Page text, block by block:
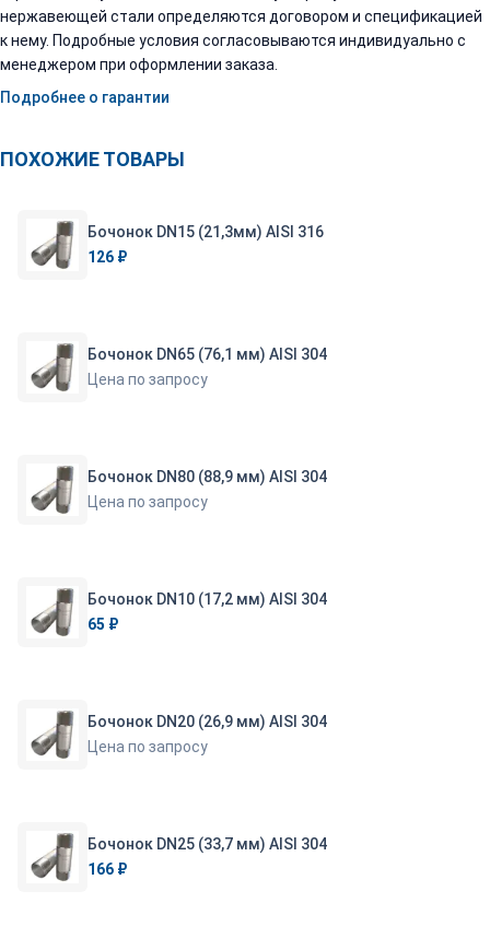
нержавеющей стали определяются договором и спецификацией
к нему. Подробные условия согласовываются индивидуально с
менеджером при оформлении заказа.
Подробнее о гарантии
ПОХОЖИЕ ТОВАРЫ
Бочонок DN15 (21,3мм) AISI 316
126 ₽
Бочонок DN65 (76,1 мм) AISI 304
Цена по запросу
Бочонок DN80 (88,9 мм) AISI 304
Цена по запросу
Бочонок DN10 (17,2 мм) AISI 304
65 ₽
Бочонок DN20 (26,9 мм) AISI 304
Цена по запросу
Бочонок DN25 (33,7 мм) AISI 304
166 ₽